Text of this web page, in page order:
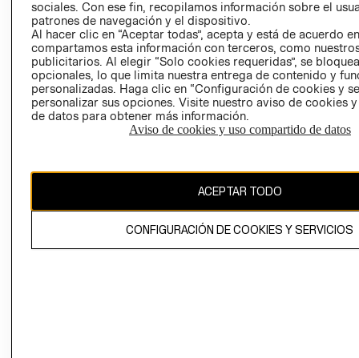
RELACIÓN CON
INVERSIONISTAS
POLÍTICA
EMPRESARIAL
TIENDA
TÉRMINOS Y
CONDICIONES
AVISO DE
GIFT CARD
COOKIES
sociales. Con ese fin, recopilamos información sobre el
patrones de navegación y el dispositivo.
Al hacer clic en “Aceptar todas”, acepta y está de acuerdo
compartamos esta información con terceros, como
publicitarios. Al elegir “Solo cookies requeridas”, se
opcionales, lo que limita nuestra entrega de contenido y
personalizadas. Haga clic en “Configuración de cookies y
personalizar sus opciones. Visite nuestro aviso de cookies
de datos para obtener más información.
Aviso de cookies y uso compartido de datos
ACEPTAR TODO
CONFIGURACIÓN DE COOKIES Y SERVICIOS